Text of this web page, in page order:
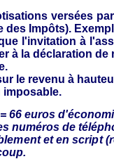
versées
des Impôts).
l'invitation à
à la déclaration de
le revenu à
imposable.
66 euros
numéros de
et en script